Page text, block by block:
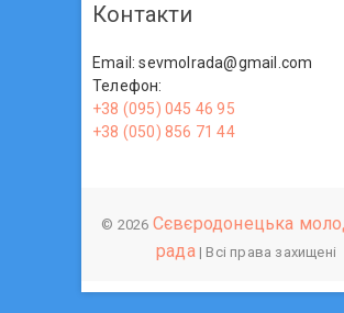
Контакти
Email: sevmolrada@gmail.com
Телефон:
+38 (095) 045 46 95
+38 (050) 856 71 44
© 2026 Сєвєродонецька
рада| Всі права захищені